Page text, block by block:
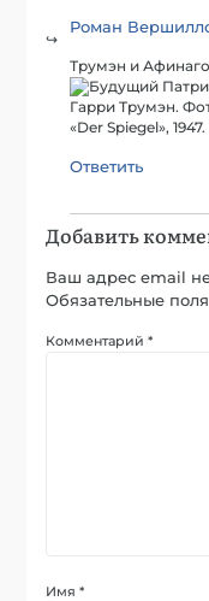
Роман
Трумэн и
Ответить
Добавить
Ваш адрес email
Обязательные
Комментарий*
Имя*